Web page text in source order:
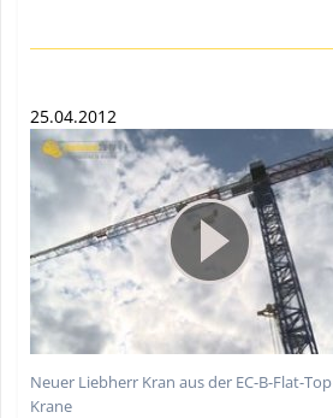
25.04.2012
Neuer Liebherr Kran aus der EC-B-Flat-
Krane